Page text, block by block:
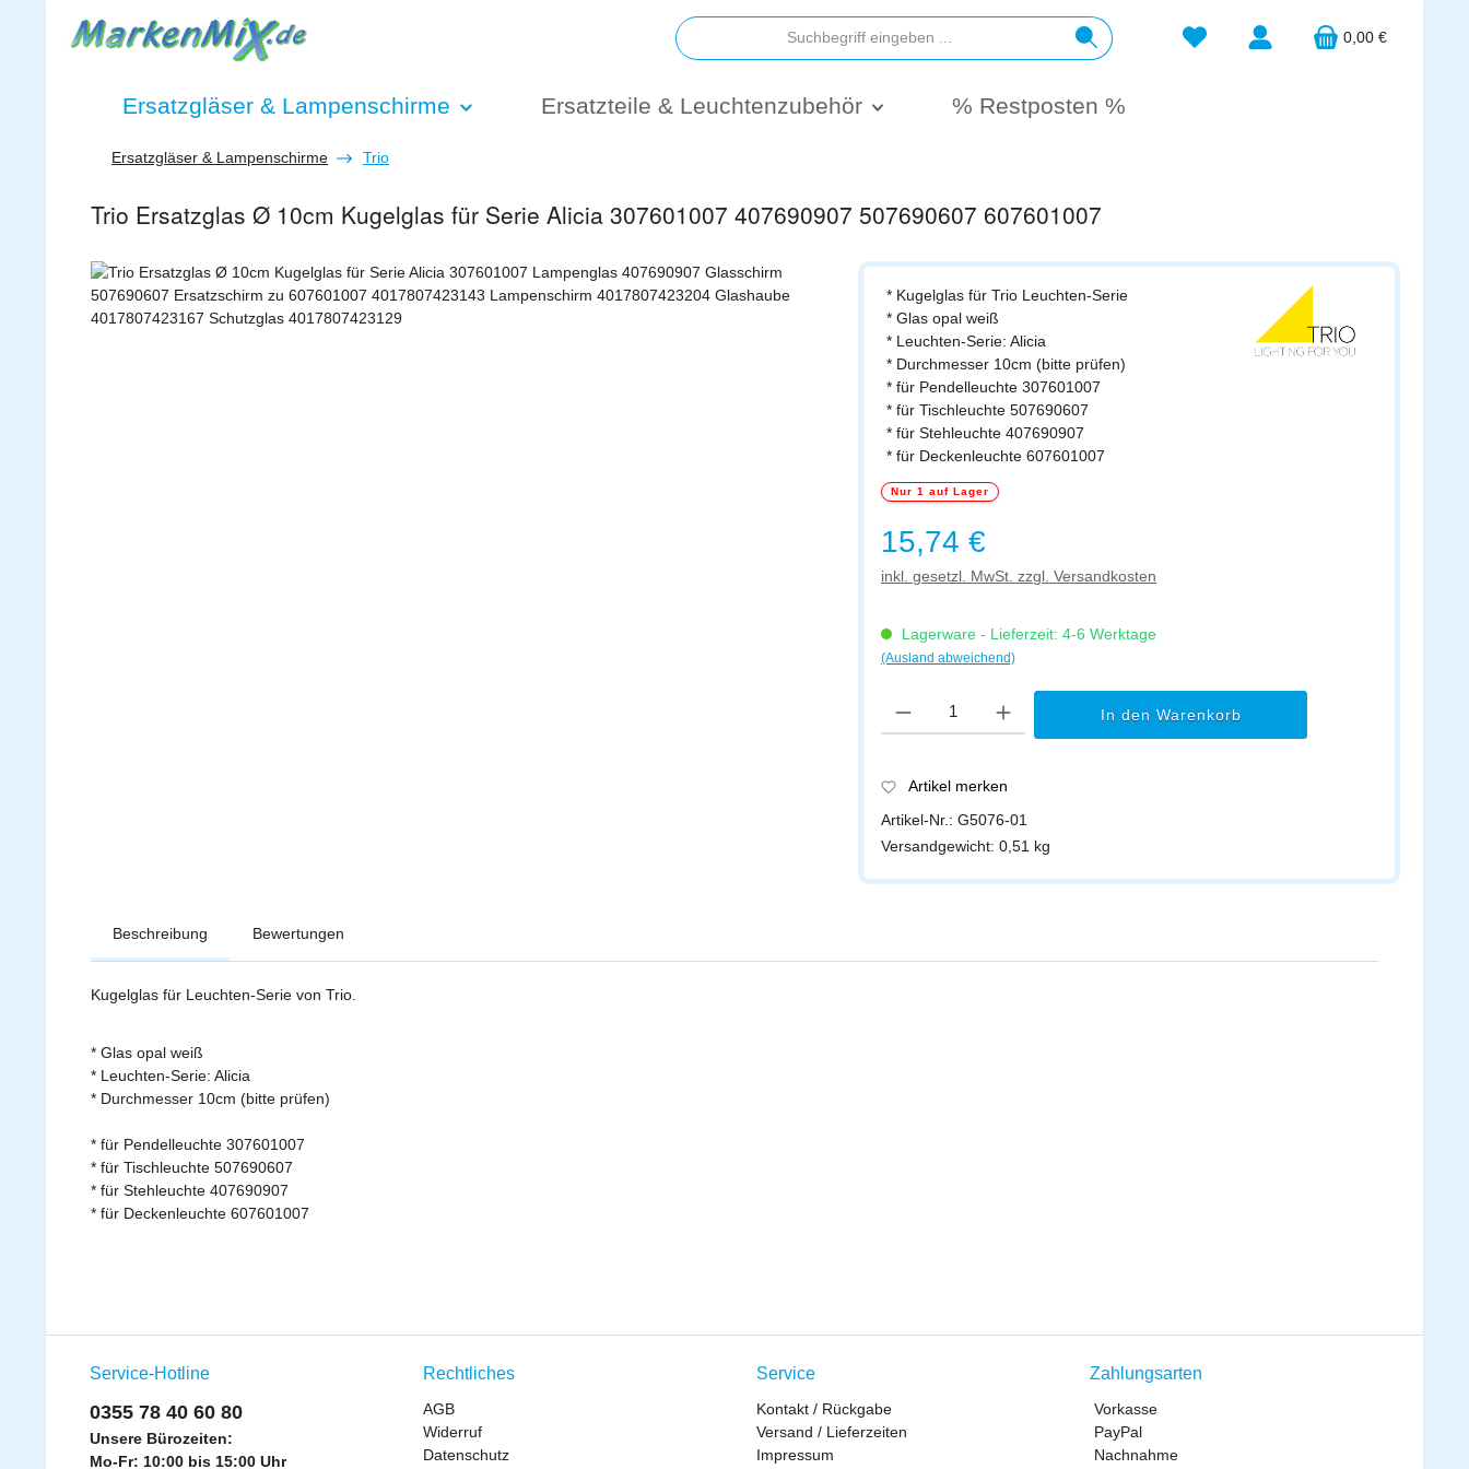
Hauptinhalt springen
Zur Suche springen
Zur Hauptnavigation springen
Du hast 0 Produkte auf dem
0,00 €
Ersatzgläser & Lampenschirme Ersatzteile & Leuchtenzubehör % Restposten %
Ersatzgläser & Lampenschirme Trio
Trio Ersatzglas Ø 10cm Kugelglas für Serie Alicia 307601007 407690907 507690607 607601007
Bildergalerie überspringen
* Kugelglas für Trio Leuchten-Serie
* Glas opal weiß
* Leuchten-Serie: Alicia
* Durchmesser 10cm (bitte prüfen)
* für Pendelleuchte 307601007
* für Tischleuchte 507690607
* für Stehleuchte 407690907
* für Deckenleuchte 607601007
Nur 1 auf Lager
Regulärer Preis:
15,74 €
inkl. gesetzl. MwSt. zzgl. Versandkosten
Lagerware - Lieferzeit: 4-6 Werktage
(Ausland abweichend)
In den Warenkorb
Artikel merken
Artikel-Nr.:G5076-01
Versandgewicht:0,51 kg
Beschreibung Bewertungen
Kugelglas für Leuchten-Serie von Trio.
* Glas opal weiß
* Leuchten-Serie: Alicia
* Durchmesser 10cm (bitte prüfen)
* für Pendelleuchte 307601007
* für Tischleuchte 507690607
* für Stehleuchte 407690907
* für Deckenleuchte 607601007
Service-Hotline
0355 78 40 60 80
Unsere Bürozeiten:
Mo-Fr: 10:00 bis 15:00 Uhr
Rechtliches
AGB
Widerruf
Datenschutz
Service
Kontakt / Rückgabe
Versand / Lieferzeiten
Impressum
Zahlungsarten
Vorkasse
PayPal
Nachnahme